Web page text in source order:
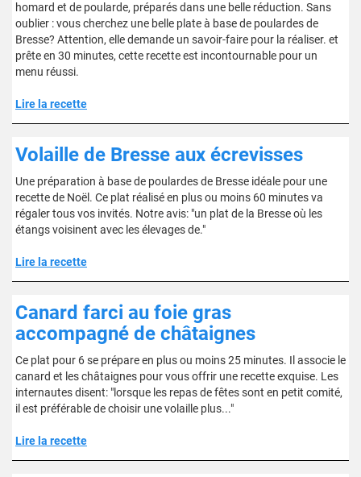
homard et de poularde, préparés dans une belle réduction. Sans
oublier : vous cherchez une belle plate à base de poulardes de
Bresse? Attention, elle demande un savoir-faire pour la réaliser. et
prête en 30 minutes, cette recette est incontournable pour un
menu réussi.
Lire la recette
Volaille de Bresse aux écrevisses
Une préparation à base de poulardes de Bresse idéale pour une
recette de Noël. Ce plat réalisé en plus ou moins 60 minutes va
régaler tous vos invités. Notre avis: "un plat de la Bresse où les
étangs voisinent avec les élevages de."
Lire la recette
Canard farci au foie gras
accompagné de châtaignes
Ce plat pour 6 se prépare en plus ou moins 25 minutes. Il associe le
canard et les châtaignes pour vous offrir une recette exquise. Les
internautes disent: "lorsque les repas de fêtes sont en petit comité,
il est préférable de choisir une volaille plus..."
Lire la recette